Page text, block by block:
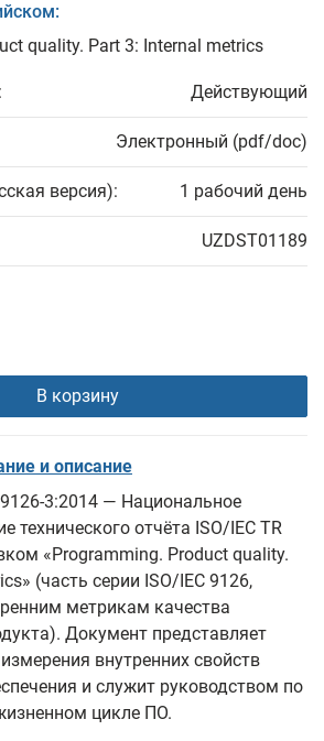
quality. Part 3: Internal metrics
Действующий
Электронный (pdf/doc)
версия): 1 рабочий день
UZDST01189
В корзину
и описание
9126-3:2014 — Национальное
технического отчёта ISO/IEC TR
«Programming. Product quality.
(часть серии ISO/IEC 9126,
метрикам качества
Документ представляет
внутренних свойств
и служит руководством по
цикле ПО.